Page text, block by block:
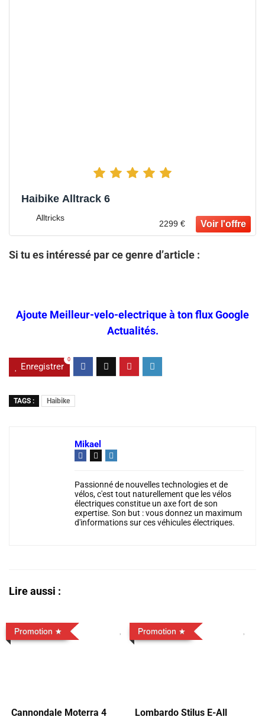
Haibike Alltrack 6
Alltricks
2299 €
Si tu es intéressé par ce genre d’article :
Ajoute Meilleur-velo-electrique à ton flux Google
Actualités.
Enregistrer
0
TAGS : Haibike
Mikael
Passionné de nouvelles technologies et de
vélos, c'est tout naturellement que les vélos
électriques constitue un axe fort de son
expertise. Son but : vous donnez un maximum
d'informations sur ces véhicules électriques.
Lire aussi :
Promotion
Cannondale Moterra 4
Promotion
Lombardo Stilus E-All